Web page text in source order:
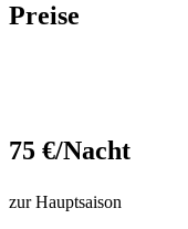
Preise
75 €/Nacht
zur Hauptsaison